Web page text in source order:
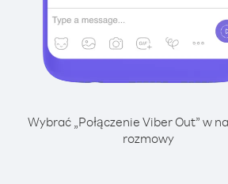
Wybrać „Połączenie Viber Out” w
rozmowy